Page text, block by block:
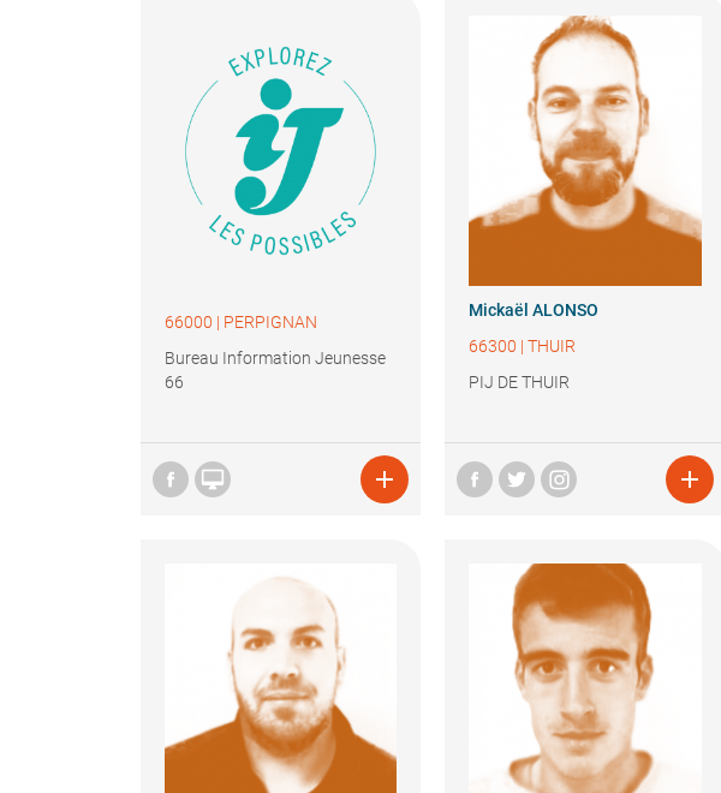
66000 | PERPIGNAN
Bureau Information Jeunesse
66
 
Mickaël ALONSO
66300 |THUIR
PIJ DE THUIR
